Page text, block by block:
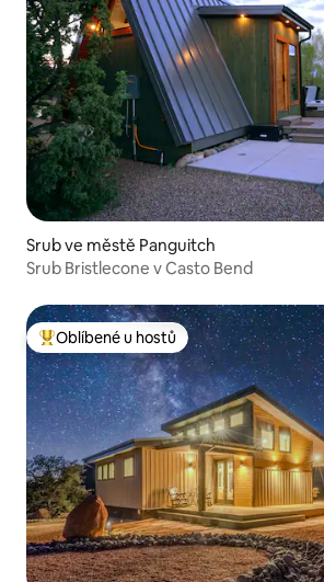
Srub ve městě Panguitch
Srub Bristlecone v Casto Bend
Nejlepší v kategorii Oblíbené u hostů
Oblíbené u hostů